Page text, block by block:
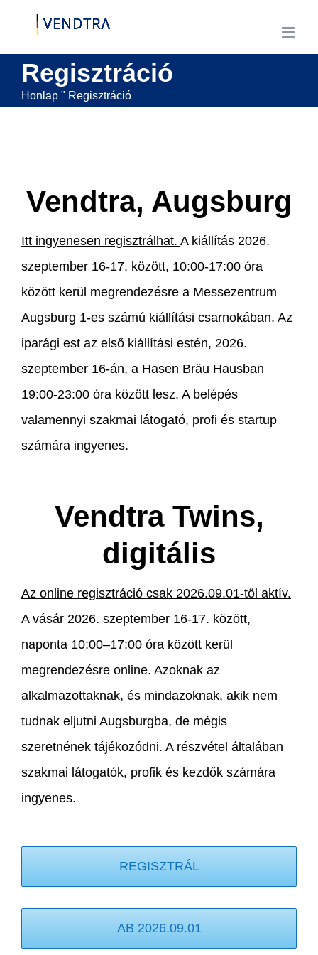
tartalomra
Regisztráció
Honlap " Regisztráció
Vendtra, Augsburg
Itt ingyenesen regisztrálhat. A kiállítás 2026.
szeptember 16-17. között, 10:00-17:00 óra
között kerül megrendezésre a Messezentrum
Augsburg 1-es számú kiállítási csarnokában. Az
iparági est az első kiállítási estén, 2026.
szeptember 16-án, a Hasen Bräu Hausban
19:00-23:00 óra között lesz. A belépés
valamennyi szakmai látogató, profi és startup
számára ingyenes.
Vendtra Twins,
digitális
Az online regisztráció csak 2026.09.01-től aktív.
A vásár 2026. szeptember 16-17. között,
naponta 10:00–17:00 óra között kerül
megrendezésre online. Azoknak az
alkalmazottaknak, és mindazoknak, akik nem
tudnak eljutni Augsburgba, de mégis
szeretnének tájékozódni. A részvétel általában
szakmai látogatók, profik és kezdők számára
ingyenes.
REGISZTRÁL
AB 2026.09.01